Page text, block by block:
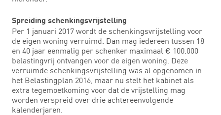
Spreiding schenkingsvrijstelling
Per 1 januari 2017 wordt de schenkingsvrijstelling voor
de eigen woning verruimd. Dan mag iedereen tussen 18
en 40 jaar eenmalig per schenker maximaal € 100.000
belastingvrij ontvangen voor de eigen woning. Deze
verruimde schenkingsvrijstelling was al opgenomen in
het Belastingplan 2016, maar nu stelt het kabinet als
extra tegemoetkoming voor dat de vrijstelling mag
worden verspreid over drie achtereenvolgende
kalenderjaren.